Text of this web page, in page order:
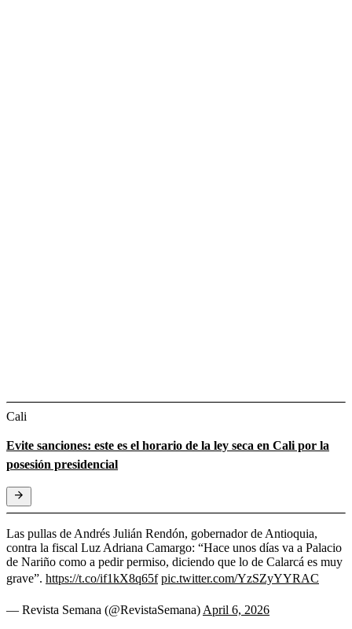
Cali
Evite sanciones: este es el horario de la ley seca en Cali por la
posesión presidencial
Las pullas de Andrés Julián Rendón, gobernador de Antioquia,
contra la fiscal Luz Adriana Camargo: “Hace unos días va a Palacio
de Nariño como a pedir permiso, diciendo que lo de Calarcá es muy
grave”. https://t.co/if1kX8q65f pic.twitter.com/YzSZyYYRAC
— Revista Semana (@RevistaSemana) April 6, 2026